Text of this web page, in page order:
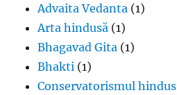
Advaita Vedanta (1)
Arta hindusă (1)
Bhagavad Gita (1)
Bhakti (1)
Conservatorismul hindus